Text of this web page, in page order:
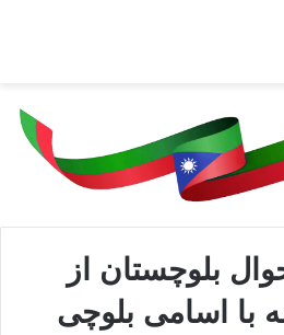
بلوچستان از
با اسامی بلوچی